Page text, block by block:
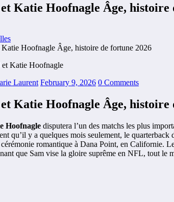
Katie Hoofnagle Âge, histoire
Katie Hoofnagle Âge, histoire de fortune 2026
Laurent February 9, 2026 0 Comments
Katie Hoofnagle Âge, histoire
Hoofnagle disputera l’un des matchs les plus
qu’il y a quelques mois seulement, le
romantique à Dana Point, en Californie.
que Sam vise la gloire suprême en NFL, tout le